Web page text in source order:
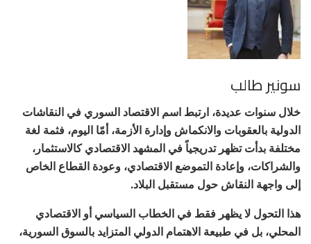
سونير طالب
خلال سنوات عديدة، ارتبط اسم الاقتصاد السوري في النقاشات
الدولية بالعقوبات والانكماش وإدارة الأزمة، أمّا اليوم، فثمة لغة
مختلفة بدأت تظهر تدريجياً في المشهد الاقتصادي كالاستثمار،
والشراكات، وإعادة التموضع الاقتصادي، وعودة القطاع الخاص
إلى واجهة النقاش حول مستقبل البلاد.
هذا التحول لا يظهر فقط في الخطاب السياسي أو الاقتصادي
المحلي، بل في طبيعة الاهتمام الدولي المتزايد بالسوق السورية،